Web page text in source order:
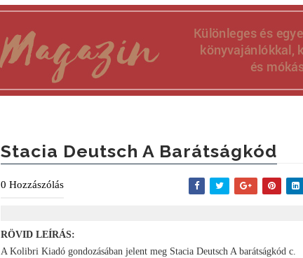
Stacia Deutsch A ​barátságkód
0 Hozzászólás
RÖVID LEÍRÁS:
A Kolibri Kiadó gondozásában jelent meg Stacia Deutsch A barátságkód c.